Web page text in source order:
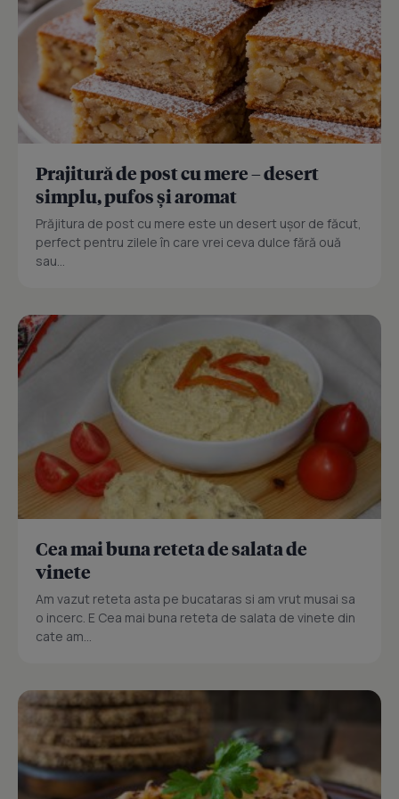
Prajitură de post cu mere – desert
simplu, pufos și aromat
Prăjitura de post cu mere este un desert ușor de făcut,
perfect pentru zilele în care vrei ceva dulce fără ouă
sau...
Cea mai buna reteta de salata de
vinete
Am vazut reteta asta pe bucataras si am vrut musai sa
o incerc. E Cea mai buna reteta de salata de vinete din
cate am...